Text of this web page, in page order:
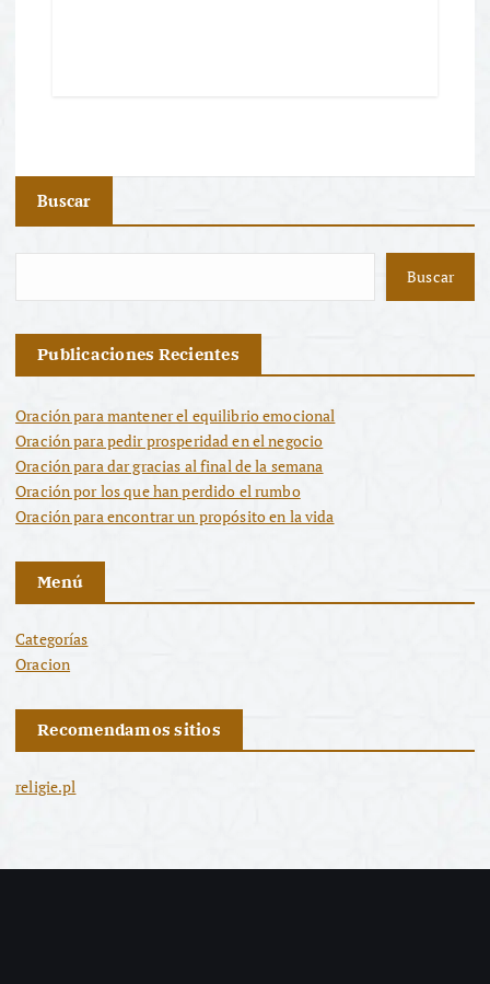
Buscar
Buscar
Publicaciones Recientes
Oración para mantener el equilibrio emocional
Oración para pedir prosperidad en el negocio
Oración para dar gracias al final de la semana
Oración por los que han perdido el rumbo
Oración para encontrar un propósito en la vida
Menú
Categorías
Oracion
Recomendamos sitios
religie.pl